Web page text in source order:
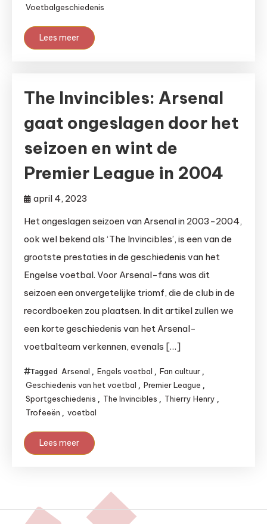
Voetbalgeschiedenis
Lees meer
The Invincibles: Arsenal
gaat ongeslagen door het
seizoen en wint de
Premier League in 2004
april 4, 2023
Het ongeslagen seizoen van Arsenal in 2003-2004,
ook wel bekend als ‘The Invincibles’, is een van de
grootste prestaties in de geschiedenis van het
Engelse voetbal. Voor Arsenal-fans was dit
seizoen een onvergetelijke triomf, die de club in de
recordboeken zou plaatsen. In dit artikel zullen we
een korte geschiedenis van het Arsenal-
voetbalteam verkennen, evenals […]
Tagged Arsenal , Engels voetbal , Fan cultuur ,
Geschiedenis van het voetbal , Premier League ,
Sportgeschiedenis , The Invincibles , Thierry Henry ,
Trofeeën , voetbal
Lees meer